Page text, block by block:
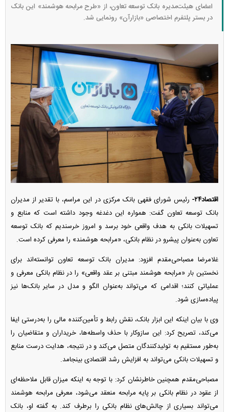
اعضای هیئت‌مدیره بانک توسعه تعاون، از «طرح مرابحه هوشمند» این بانک
در بستر پلتفرم اختصاصی «بازارآن» رونمایی شد.
اقتصاد۲۴-
رئیس شورای فقهی بانک مرکزی در این مراسم، با تقدیر از مدیران
بانک توسعه تعاون گفت: همواره این دغدغه وجود داشته است که منابع و
تسهیلات بانکی به هدف واقعی خود برسد و امروز خرسندیم که بانک توسعه
تعاون به‌عنوان پیشرو در نظام بانکی، «مرابحه هوشمند» را معرفی کرده است.
غلامرضا مصباحی‌مقدم افزود: مدیران بانک توسعه تعاون توانسته‌اند برای
نخستین بار «مرابحه هوشمند مبتنی بر عقد واقعی» را در نظام بانکی معرفی و
عملیاتی کنند؛ اقدامی که می‌تواند به‌عنوان الگو و مدل در سایر بانک‌ها نیز
پیاده‌سازی شود.
وی با بیان اینکه این ابزار بانک، نقش رابط و تأمین‌کننده مالی را به‌درستی ایفا
می‌کند، تصریح کرد: این سازوکار با حذف واسطه‌ها، خریداران و متقاضیان را
به‌طور مستقیم به تولیدکنندگان متصل می‌کند و در نتیجه، هدایت درست منابع
و تسهیلات بانکی می‌تواند به افزایش رشد اقتصادی بینجامد.
مصباحی‌مقدم همچنین خاطرنشان کرد: با توجه به اینکه میزان قابل ملاحظه‌ای
از عقود در نظام بانکی بر پایه مرابحه منعقد می‌شود، معرفی مرابحه هوشمند
می‌تواند بسیاری از چالش‌های نظام بانکی را برطرف کند. به گفته او، بانک